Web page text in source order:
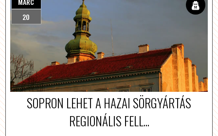
20
SOPRON LEHET A HAZAI SÖRGYÁRTÁS
REGIONÁLIS FELL...